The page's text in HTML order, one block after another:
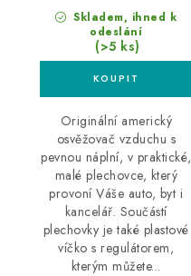
Skladem, ihned k
odeslání
(>5 ks)
Originální americký
osvěžovač vzduchu s
pevnou náplní, v praktické,
malé plechovce, který
provoní Váše auto, byt i
kancelář. Součástí
plechovky je také plastové
víčko s regulátorem,
kterým můžete...